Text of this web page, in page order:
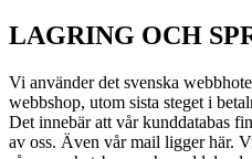
LAGRING OCH
Vi använder det svenska
webbshop, utom sista steget i
Det innebär att vår kunddatabas
av oss. Även vår mail ligger här.